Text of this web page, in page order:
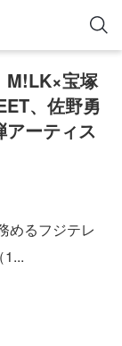
M!LK×宝塚
、佐野勇
ーティス
めるフジテレ